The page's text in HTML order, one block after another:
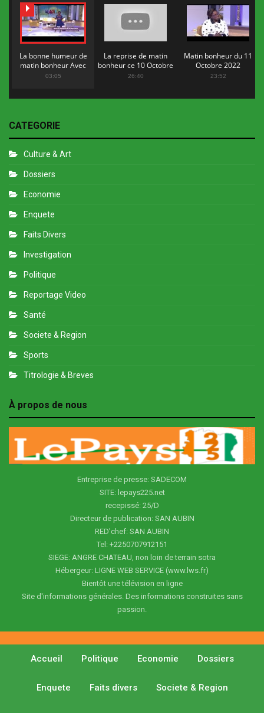
La bonne humeur de
matin bonheur Avec
Flopy Mendosa
03:05
La reprise de matin
bonheur ce 10 Octobre
2022
26:40
Matin bonheur du 11
Octobre 2022
23:52
CATEGORIE
Culture & Art
Dossiers
Economie
Enquete
Faits Divers
Investigation
Politique
Reportage Video
Santé
Societe & Region
Sports
Titrologie & Breves
À propos de nous
Entreprise de presse: SADECOM
SITE: lepays225.net
recepissé: 25/D
Directeur de publication: SAN AUBIN
RED'chef: SAN AUBIN
Tel: +2250707912151
SIEGE: ANGRE CHATEAU, non loin de terrain sotra
Hébergeur: LIGNE WEB SERVICE (www.lws.fr)
Bientôt une télévision en ligne
Site d'informations générales. Des informations construites sans
passion.
Accueil Politique Economie Dossiers
Enquete Faits divers Societe & Region